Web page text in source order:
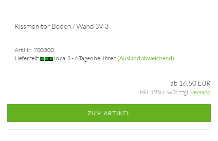
Rissmonitor Boden / Wand SV 3
Art.Nr.: 700300
Lieferzeit:
In ca. 3 - 6 Tagen bei Ihnen(Ausland abweichend)
ab 16,50 EUR
inkl. 19% MwSt. zzgl.Versand
ZUM ARTIKEL